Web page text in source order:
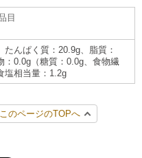
目
たんぱく質：20.9g、脂質：
：0.0g（糖質：0.0g、食物繊
塩相当量：1.2g
このページのTOPへ